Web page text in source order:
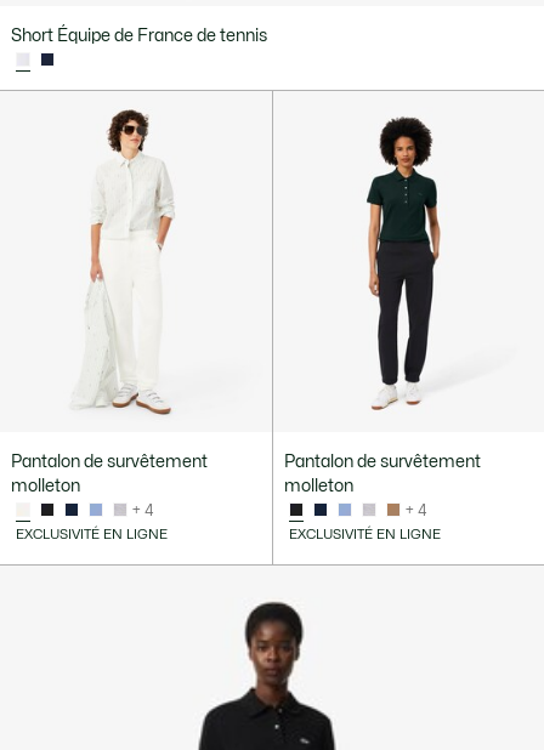
Short Équipe de France de tennis
Pantalon de survêtement
molleton
+ 4
EXCLUSIVITÉ EN LIGNE
Pantalon de survêtement
molleton
+ 4
EXCLUSIVITÉ EN LIGNE